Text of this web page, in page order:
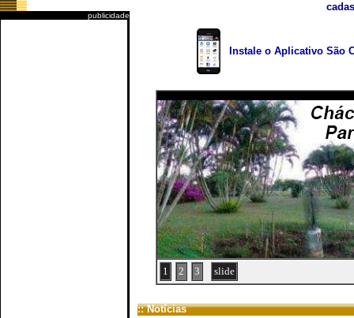
publicidade
Instale o Aplicativo São
1 2 3 slide
:: Notícias